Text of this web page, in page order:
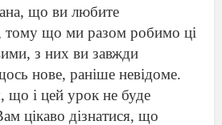
що ви любите
тому що ми разом робимо ці
з них ви завжди
нове, раніше невідоме.
що і цей урок не буде
цікаво дізнатися, що